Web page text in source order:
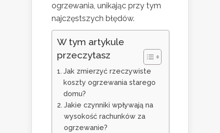
ogrzewania, unikając przy tym
najczęstszych błędów.
W tym artykule
przeczytasz
Jak zmierzyć rzeczywiste
koszty ogrzewania starego
domu?
Jakie czynniki wpływają na
wysokość rachunków za
ogrzewanie?